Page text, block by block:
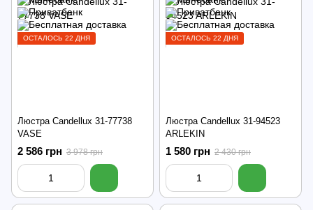
ОСТАЛОСЬ 22 ДНЯ
Люстра Candellux 31-77738
VASE
2 586 грн 3 978 грн
ОСТАЛОСЬ 22 ДНЯ
Люстра Candellux 31-94523
ARLEKIN
1 580 грн 2 430 грн